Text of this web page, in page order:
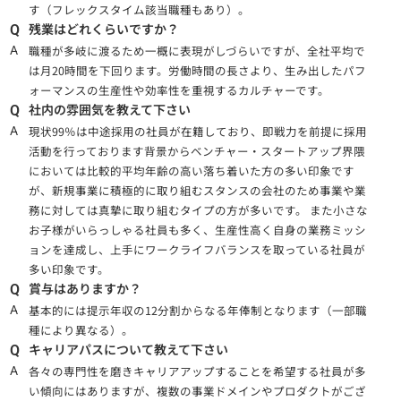
す（フレックスタイム該当職種もあり）。
Q 残業はどれくらいですか？
A
職種が多岐に渡るため一概に表現がしづらいですが、全社平均で
は月20時間を下回ります。労働時間の長さより、生み出したパフ
ォーマンスの生産性や効率性を重視するカルチャーです。
Q 社内の雰囲気を教えて下さい
A
現状99％は中途採用の社員が在籍しており、即戦力を前提に採用
活動を行っております背景からベンチャー・スタートアップ界隈
においては比較的平均年齢の高い落ち着いた方の多い印象です
が、新規事業に積極的に取り組むスタンスの会社のため事業や業
務に対しては真摯に取り組むタイプの方が多いです。 また小さな
お子様がいらっしゃる社員も多く、生産性高く自身の業務ミッシ
ョンを達成し、上手にワークライフバランスを取っている社員が
多い印象です。
Q 賞与はありますか？
A
基本的には提示年収の12分割からなる年俸制となります（一部職
種により異なる）。
Q キャリアパスについて教えて下さい
A
各々の専門性を磨きキャリアアップすることを希望する社員が多
い傾向にはありますが、複数の事業ドメインやプロダクトがござ